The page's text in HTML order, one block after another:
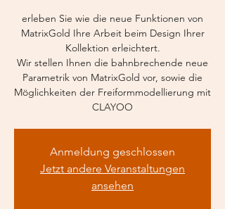
erleben Sie wie die neue Funktionen von
MatrixGold Ihre Arbeit beim Design Ihrer
Kollektion erleichtert.
Wir stellen Ihnen die bahnbrechende neue
Parametrik von MatrixGold vor, sowie die
Möglichkeiten der Freiformmodellierung mit
CLAYOO
Anmeldung geschlossen
Jetzt andere Veranstaltungen
ansehen